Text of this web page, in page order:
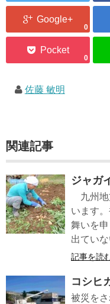
0
0
佐藤 敏明
関連記事
ジャガ
九州地
います
舞いを
出てい
記事を読
コシヒ
被災を